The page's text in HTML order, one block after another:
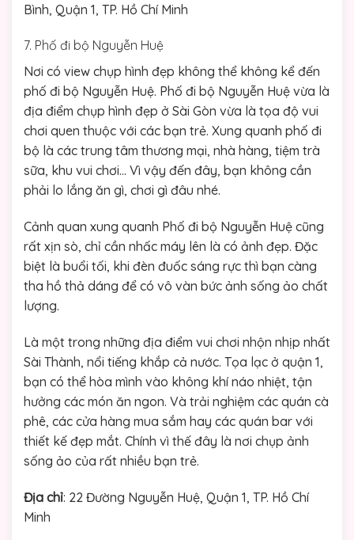
Bình, Quận 1, TP. Hồ Chí Minh
7. Phố đi bộ Nguyễn Huệ
Nơi có view chụp hình đẹp không thể không kể đến
phố đi bộ Nguyễn Huệ. Phố đi bộ Nguyễn Huệ vừa là
địa điểm chụp hình đẹp ở Sài Gòn vừa là tọa độ vui
chơi quen thuộc với các bạn trẻ. Xung quanh phố đi
bộ là các trung tâm thương mại, nhà hàng, tiệm trà
sữa, khu vui chơi… Vì vậy đến đây, bạn không cần
phải lo lắng ăn gì, chơi gì đâu nhé.
Cảnh quan xung quanh Phố đi bộ Nguyễn Huệ cũng
rất xịn sò, chỉ cần nhấc máy lên là có ảnh đẹp. Đặc
biệt là buổi tối, khi đèn đuốc sáng rực thì bạn càng
tha hồ thả dáng để có vô vàn bức ảnh sống ảo chất
lượng.
Là một trong những địa điểm vui chơi nhộn nhịp nhất
Sài Thành, nổi tiếng khắp cả nước. Tọa lạc ở quận 1,
bạn có thể hòa mình vào không khí náo nhiệt, tận
hưởng các món ăn ngon. Và trải nghiệm các quán cà
phê, các cửa hàng mua sắm hay các quán bar với
thiết kế đẹp mắt. Chính vì thế đây là nơi chụp ảnh
sống ảo của rất nhiều bạn trẻ.
Địa chỉ: 22 Đường Nguyễn Huệ, Quận 1, TP. Hồ Chí
Minh